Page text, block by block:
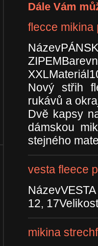
Dále Vám
flecce mikina
Nový střih
rukávů a
Dvě kapsy
dámskou
stejného
vesta fleece
12,
mikina